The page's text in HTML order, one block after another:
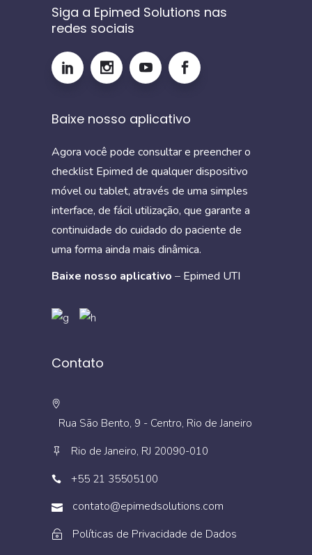
Siga a Epimed Solutions nas
redes sociais
Baixe nosso aplicativo
Agora você pode consultar e preencher o
checklist Epimed de qualquer dispositivo
móvel ou tablet, através de uma simples
interface, de fácil utilização, que garante a
continuidade do cuidado do paciente de
uma forma ainda mais dinâmica.
Baixe nosso aplicativo – Epimed UTI
Contato
Rua São Bento, 9 - Centro, Rio de Janeiro
Rio de Janeiro, RJ 20090-010
+55 21 35505100
contato@epimedsolutions.com
Políticas de Privacidade de Dados